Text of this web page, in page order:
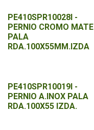
PE410SPR10028I -
PERNIO CROMO MATE
PALA
RDA.100X55MM.IZDA
PE410SPR10019I -
PERNIO A.INOX PALA
RDA.100X55 IZDA.